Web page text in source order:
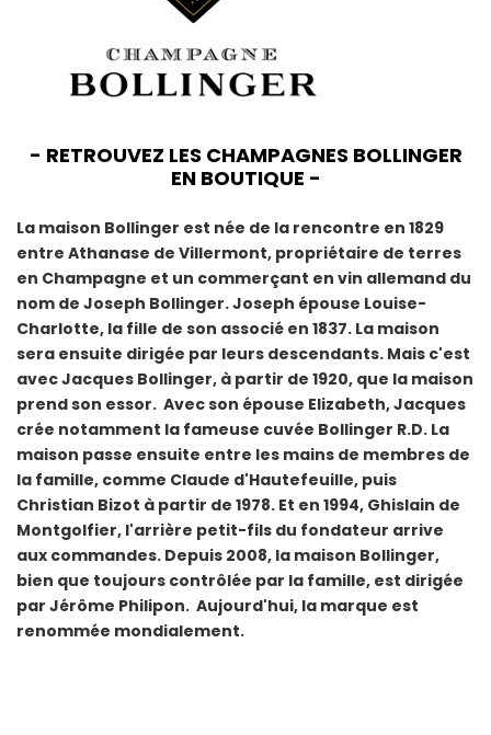
- RETROUVEZ LES CHAMPAGNES BOLLINGER
EN BOUTIQUE -
La maison Bollinger est née de la rencontre en 1829
entre Athanase de Villermont, propriétaire de terres
en Champagne et un commerçant en vin allemand du
nom de Joseph Bollinger. Joseph épouse Louise-
Charlotte, la fille de son associé en 1837. La maison
sera ensuite dirigée par leurs descendants. Mais c'est
avec Jacques Bollinger, à partir de 1920, que la maison
prend son essor. Avec son épouse Elizabeth, Jacques
crée notamment la fameuse cuvée Bollinger R.D. La
maison passe ensuite entre les mains de membres de
la famille, comme Claude d'Hautefeuille, puis
Christian Bizot à partir de 1978. Et en 1994, Ghislain de
Montgolfier, l'arrière petit-fils du fondateur arrive
aux commandes. Depuis 2008, la maison Bollinger,
bien que toujours contrôlée par la famille, est dirigée
par Jérôme Philipon. Aujourd'hui, la marque est
renommée mondialement.